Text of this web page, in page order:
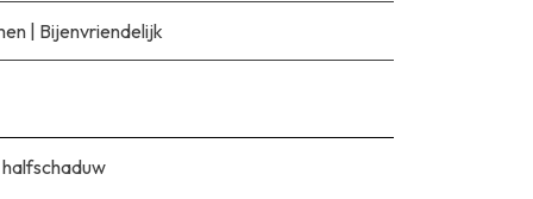
| Bijenvriendelijk